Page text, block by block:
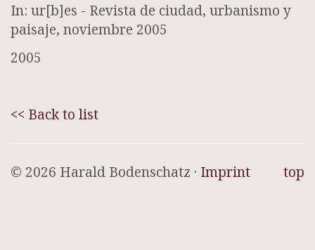
In: ur[b]es - Revista de ciudad, urbanismo y
paisaje, noviembre 2005
2005
<< Back to list
top
© 2026 Harald Bodenschatz · Imprint